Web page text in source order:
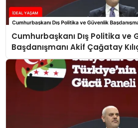
Cumhurbaşkanı Dış Politika ve
Başdanışmanı Akif Çağatay
Panelinde Önemli Açıklamalar